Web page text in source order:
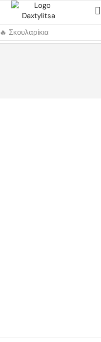
🔥 Σκουλαρίκια